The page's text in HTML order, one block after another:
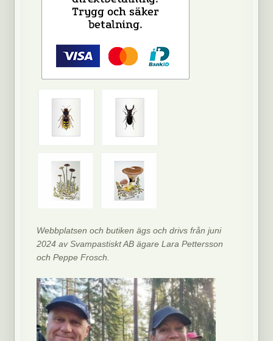
Webbplatsen och butiken ägs och drivs från juni
2024 av Svampastiskt AB ägare Lara Pettersson
och Peppe Frosch.